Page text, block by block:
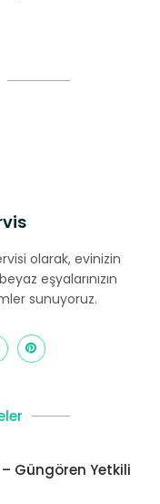
olarak, evinizin
eşyalarınızın
sunuyoruz.
Güngören Yetkili